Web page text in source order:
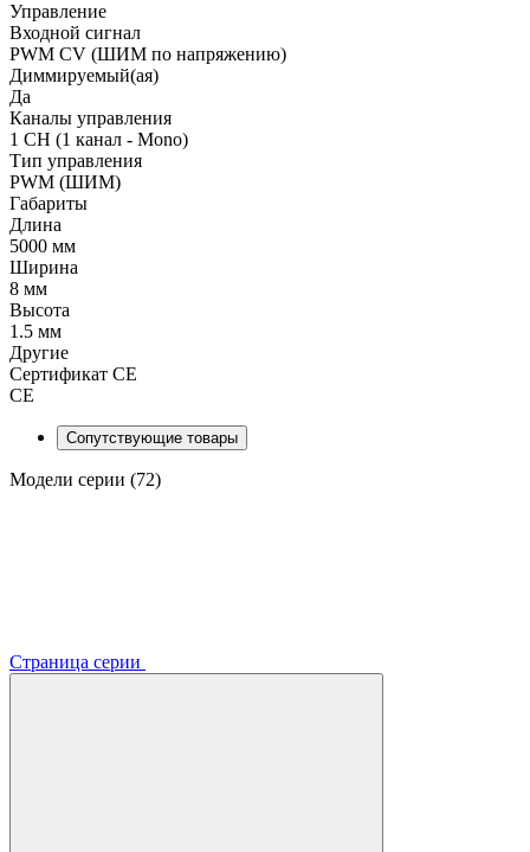
Управление
Входной сигнал
PWM СV (ШИМ по напряжению)
Диммируемый(ая)
Да
Каналы управления
1 CH (1 канал - Mono)
Тип управления
PWM (ШИМ)
Габариты
Длина
5000 мм
Ширина
8 мм
Высота
1.5 мм
Другие
Сертификат CE
CE
Сопутствующие товары
Модели серии (72)
Страница серии